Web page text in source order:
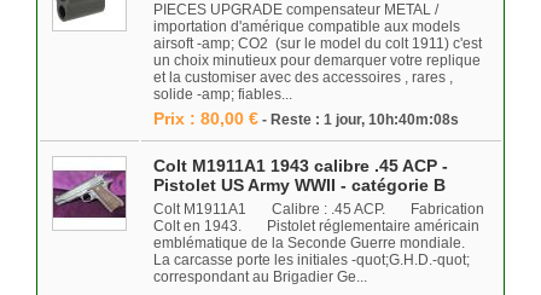
PIECES UPGRADE compensateur METAL /
importation d'amérique compatible aux models
airsoft -amp; CO2 (sur le model du colt 1911) c'est
un choix minutieux pour demarquer votre replique
et la customiser avec des accessoires , rares ,
solide -amp; fiables...
Prix : 80,00 € - Reste : 1 jour, 10h:40m:08s
Colt M1911A1 1943 calibre .45 ACP -
Pistolet US Army WWII - catégorie B
Colt M1911A1 Calibre : .45 ACP. Fabrication
Colt en 1943. Pistolet réglementaire américain
emblématique de la Seconde Guerre mondiale.
La carcasse porte les initiales -quot;G.H.D.-quot;
correspondant au Brigadier Ge...